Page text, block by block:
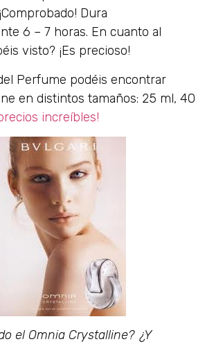
Dura
6 – 7 horas. En cuanto al
visto? ¡Es precioso!
Perfume podéis encontrar
en distintos tamaños: 25 ml, 40
increíbles!
el Omnia Crystalline? ¿Y